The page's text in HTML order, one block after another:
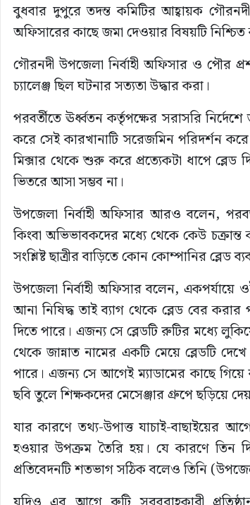
বুধবার দুপুরে তদন্ত কমিটির আহ্বায়ক
অফিসারের কাছে জমা দেওয়ার বিষয়টি
গৌরনদী উপজেলা নির্বাহী অফিসার ও পৌর
চ্যালেঞ্জ ছিল ঘটনার সত্যতা উদ্ধার করা।
পরবর্তীতে ঊর্ধ্বতন কর্তৃপক্ষের সরাসরি
করে সেই কারখানাটি সরেজমিন পরিদর্শন করে
মিক্সার থেকে শুরু করে প্রত্যেকটা ধাপে
ভিতরে আসা সম্ভব না।
উপজেলা নির্বাহী অফিসার আরও বলেন,
কিংবা অভিভাবকদের মধ্যে থেকে কেউ
সংশ্লিষ্ট ছাত্রীর বাড়িতে কোন কোম্পানির
উপজেলা নির্বাহী অফিসার বলেন, একপর্যায়ে
আনা নিষিদ্ধ তাই ব্যাগ থেকে ব্লেড বের করার
দিতে পারে। এজন্য সে ব্লেডটি রুটির মধ্যে
থেকে জান্নাত নামের একটি মেয়ে ব্লেডটি
পারে। এজন্য সে আগেই ম্যাডামের কাছে গিয়ে
ছবি তুলে শিক্ষকদের মেসেঞ্জার গ্রুপে ছড়িয়ে
যার কারণে তথ্য-উপাত্ত যাচাই-বাছাইয়ের
হওয়ার উপক্রম তৈরি হয়। যে কারণে তিন
প্রতিবেদনটি শতভাগ সঠিক বলেও তিনি